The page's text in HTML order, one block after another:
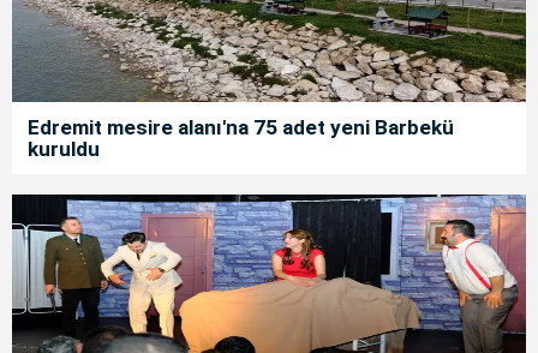
Edremit mesire alanı'na 75 adet yeni Barbekü
kuruldu